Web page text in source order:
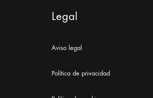
Legal
Aviso legal
Política de privacidad